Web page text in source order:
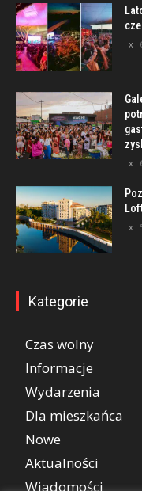
Kategorie
Czas wolny
Informacje
Wydarzenia
Dla mieszkańca
Nowe
Aktualności
Wiadomości